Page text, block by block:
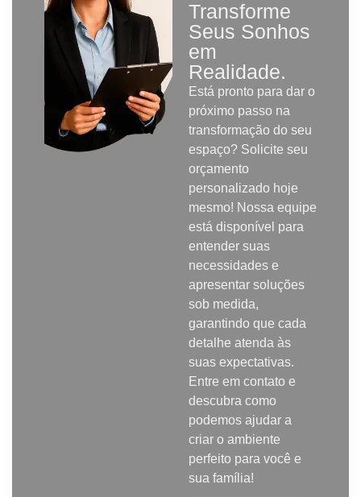
Transforme
Seus Sonhos
em
Realidade.
Está pronto para dar o
próximo passo na
transformação do seu
espaço? Solicite seu
orçamento
personalizado hoje
mesmo! Nossa equipe
está disponível para
entender suas
necessidades e
apresentar soluções
sob medida,
garantindo que cada
detalhe atenda às
suas expectativas.
Entre em contato e
descubra como
podemos ajudar a
criar o ambiente
perfeito para você e
sua família!